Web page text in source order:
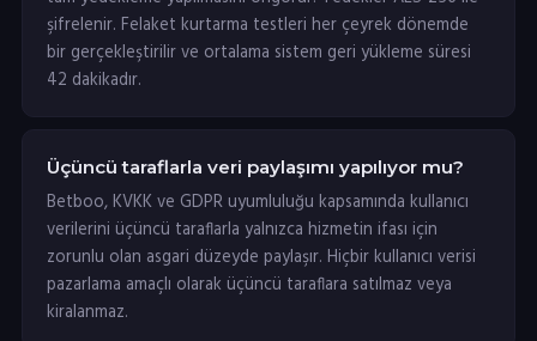
şifrelenir. Felaket kurtarma testleri her çeyrek dönemde
bir gerçekleştirilir ve ortalama sistem geri yükleme süresi
42 dakikadır.
Üçüncü taraflarla veri paylaşımı yapılıyor mu?
Betboo, KVKK ve GDPR uyumluluğu kapsamında kullanıcı
verilerini üçüncü taraflarla yalnızca hizmetin ifası için
zorunlu olan asgari düzeyde paylaşır. Hiçbir kullanıcı verisi
pazarlama amaçlı olarak üçüncü taraflara satılmaz veya
kiralanmaz.